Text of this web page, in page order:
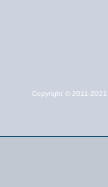
Copyright © 2011-